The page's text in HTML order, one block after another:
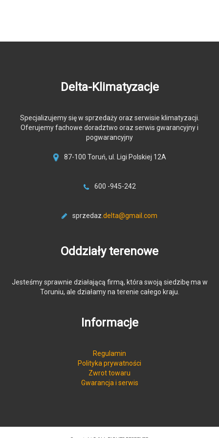
Delta-Klimatyzacje
Specjalizujemy się w sprzedaży oraz serwisie klimatyzacji.
Oferujemy fachowe doradztwo oraz serwis gwarancyjny i
pogwarancyjny
87-100 Toruń, ul. Ligi Polskiej 12A
600 -945-242
sprzedaz .delta@gmail.com
Oddziały terenowe
Jesteśmy sprawnie działającą firmą, która swoją siedzibę ma w
Toruniu, ale działamy na terenie całego kraju.
Informacje
Regulamin
Polityka prywatności
Zwrot towaru
Gwarancja i serwis